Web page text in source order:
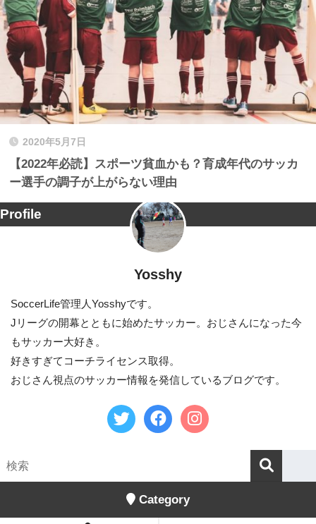
2020年5月7日
【2022年必読】スポーツ貧血かも？育成年代のサッカ
ー選手の調子が上がらない理由
Profile
Yosshy
SoccerLife管理人Yosshyです。
Jリーグの開幕とともに始めたサッカー。おじさんになった今
もサッカー大好き。
好きすぎてコーチライセンス取得。
おじさん視点のサッカー情報を発信しているブログです。
Category